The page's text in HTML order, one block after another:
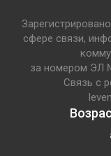
сфере связи,
за номером ЭЛ
Связь с